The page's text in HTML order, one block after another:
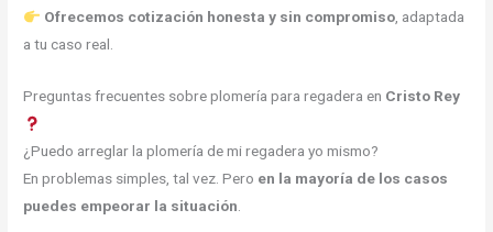
Ofrecemos cotización honesta y sin compromiso, adaptada
a tu caso real.
Preguntas frecuentes sobre plomería para regadera en Cristo Rey
¿Puedo arreglar la plomería de mi regadera yo mismo?
En problemas simples, tal vez. Pero en la mayoría de los casos
puedes empeorar la situación